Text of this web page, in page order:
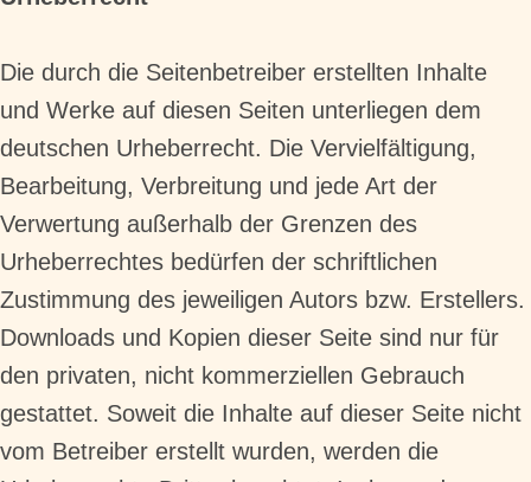
Die durch die Seitenbetreiber erstellten Inhalte
und Werke auf diesen Seiten unterliegen dem
deutschen Urheberrecht. Die Vervielfältigung,
Bearbeitung, Verbreitung und jede Art der
Verwertung außerhalb der Grenzen des
Urheberrechtes bedürfen der schriftlichen
Zustimmung des jeweiligen Autors bzw. Erstellers.
Downloads und Kopien dieser Seite sind nur für
den privaten, nicht kommerziellen Gebrauch
gestattet. Soweit die Inhalte auf dieser Seite nicht
vom Betreiber erstellt wurden, werden die